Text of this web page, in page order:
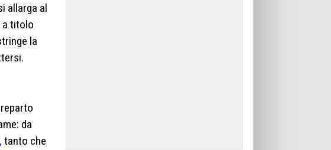
allarga al
a titolo
la
da
tanto che